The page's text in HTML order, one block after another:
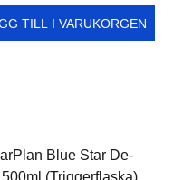
TILL I VARUKORGEN